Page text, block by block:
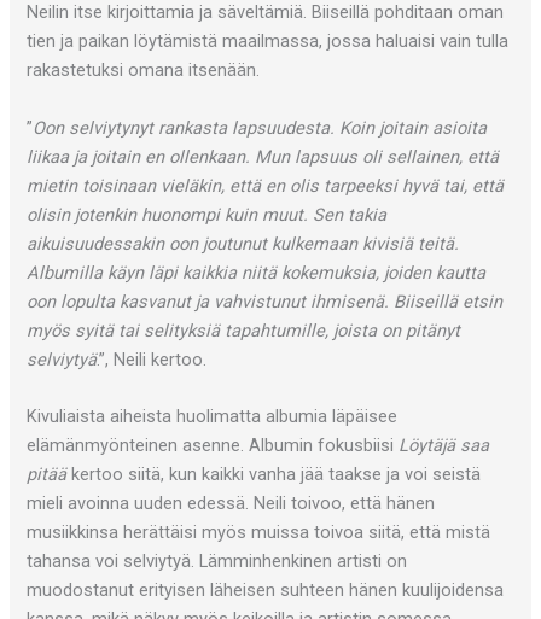
Neilin itse kirjoittamia ja säveltämiä. Biiseillä pohditaan oman
tien ja paikan löytämistä maailmassa, jossa haluaisi vain tulla
rakastetuksi omana itsenään.
”Oon selviytynyt rankasta lapsuudesta. Koin joitain asioita
liikaa ja joitain en ollenkaan. Mun lapsuus oli sellainen, että
mietin toisinaan vieläkin, että en olis tarpeeksi hyvä tai, että
olisin jotenkin huonompi kuin muut. Sen takia
aikuisuudessakin oon joutunut kulkemaan kivisiä teitä.
Albumilla käyn läpi kaikkia niitä kokemuksia, joiden kautta
oon lopulta kasvanut ja vahvistunut ihmisenä. Biiseillä etsin
myös syitä tai selityksiä tapahtumille, joista on pitänyt
selviytyä.”, Neili kertoo.
Kivuliaista aiheista huolimatta albumia läpäisee
elämänmyönteinen asenne. Albumin fokusbiisi Löytäjä saa
pitääkertoo siitä, kun kaikki vanha jää taakse ja voi seistä
mieli avoinna uuden edessä. Neili toivoo, että hänen
musiikkinsa herättäisi myös muissa toivoa siitä, että mistä
tahansa voi selviytyä. Lämminhenkinen artisti on
muodostanut erityisen läheisen suhteen hänen kuulijoidensa